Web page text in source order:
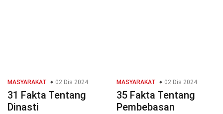
MASYARAKAT 02 Dis 2024
31 Fakta Tentang
Dinasti
MASYARAKAT 02 Dis 2024
35 Fakta Tentang
Pembebasan